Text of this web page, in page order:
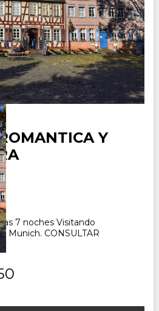
Y
7 noches Visitando
Munich. CONSULTAR